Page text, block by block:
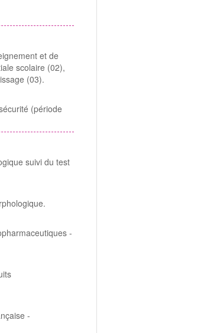
et de
scolaire (02),
(03).
(période
suivi du test
-
-